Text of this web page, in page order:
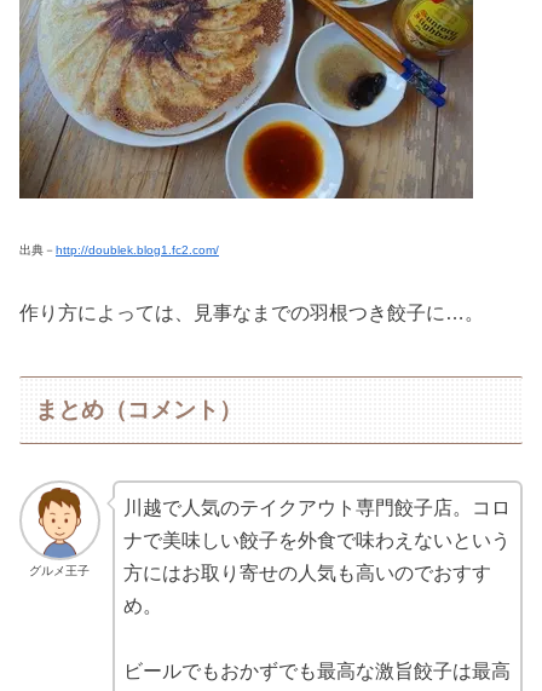
出典－ http://doublek.blog1.fc2.com/
作り方によっては、見事なまでの羽根つき餃子に…。
まとめ（コメント）
グルメ王子
川越で人気のテイクアウト専門餃子店。コロ
ナで美味しい餃子を外食で味わえないという
方にはお取り寄せの人気も高いのでおすす
め。
ビールでもおかずでも最高な激旨餃子は最高